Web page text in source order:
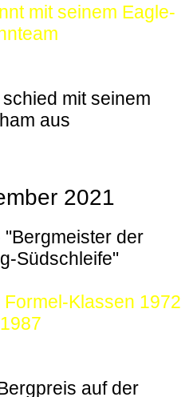
mit seinem Eagle-
mit seinem
aus
2021
der
Südschleife"
Klassen 1972
auf der